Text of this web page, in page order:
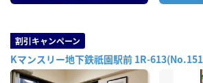
割引キャンペーン
Kマンスリー地下鉄祇園駅前 1R-